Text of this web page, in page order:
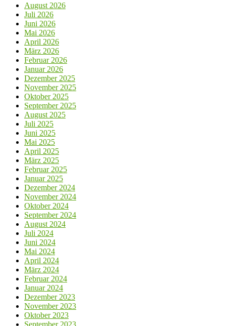
August 2026
Juli 2026
Juni 2026
Mai 2026
April 2026
März 2026
Februar 2026
Januar 2026
Dezember 2025
November 2025
Oktober 2025
September 2025
August 2025
Juli 2025
Juni 2025
Mai 2025
April 2025
März 2025
Februar 2025
Januar 2025
Dezember 2024
November 2024
Oktober 2024
September 2024
August 2024
Juli 2024
Juni 2024
Mai 2024
April 2024
März 2024
Februar 2024
Januar 2024
Dezember 2023
November 2023
Oktober 2023
September 2023